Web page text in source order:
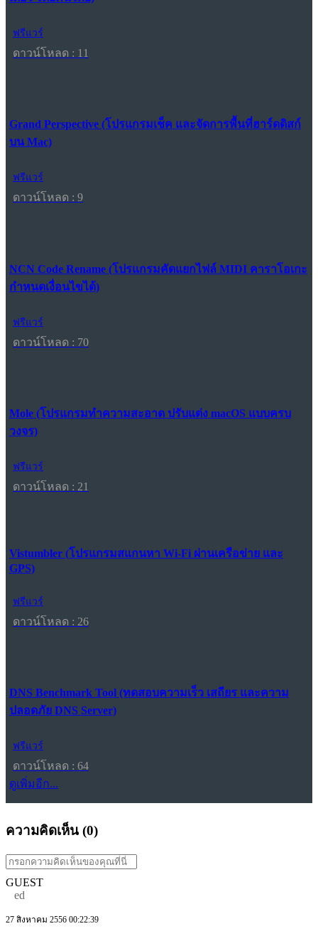
ฟรีแวร์
ดาวน์โหลด : 11
Grand Perspective (โปรแกรมเช็ค และจัดการพื้นที่ฮาร์ดดิสก์
บน Mac)
ฟรีแวร์
ดาวน์โหลด : 9
NCN Code Rename (โปรแกรมคัดแยกไฟล์ MIDI คาราโอเกะ
กำหนดเงื่อนไขได้)
ฟรีแวร์
ดาวน์โหลด : 70
Mole (โปรแกรมทำความสะอาด ปรับแต่ง macOS แบบครบ
วงจร)
ฟรีแวร์
ดาวน์โหลด : 21
Vistumbler (โปรแกรมสแกนหา Wi-Fi ผ่านเครือข่าย และ
GPS)
ฟรีแวร์
ดาวน์โหลด : 26
DNS Benchmark Tool (ทดสอบความเร็ว เสถียร และความ
ปลอดภัย DNS Server)
ฟรีแวร์
ดาวน์โหลด : 64
ดูเพิ่มอีก...
ความคิดเห็น (0)
GUEST
ed
27 สิงหาคม 2556 00:22:39